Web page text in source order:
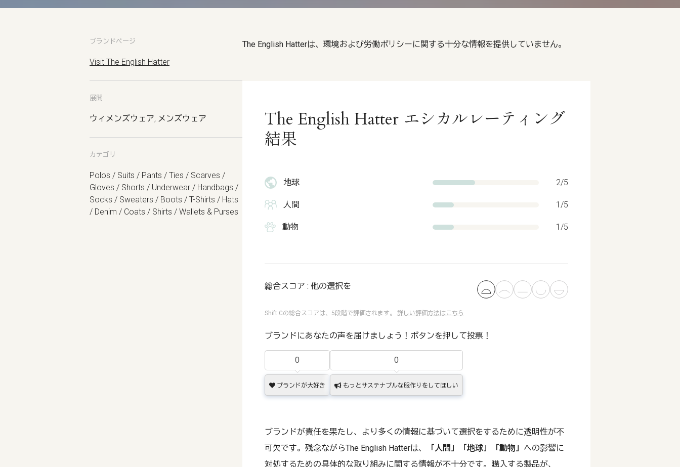
The English Hatterは、環境および労働ポリシーに関する十分な情報を提供していません。
The English Hatter エシカルレーティング
結果
地球 2/5
人間 1/5
動物 1/5
総合スコア : 他の選択を
Shift Cの総合スコアは、5段階で評価されます。 詳しい評価方法はこちら
ブランドにあなたの声を届けましょう！ボタンを押して投票！
0
ブランドが大好き
0
もっとサステナブルな服作りをしてほしい
ブランドが責任を果たし、より多くの情報に基づいて選択をするために透明性が不
可欠です。残念ながらThe English Hatterは、
「人間」 「地球」 「動物」 への影響に
対処するための具体的な取り組みに関する情報が不十分です。購入する製品が、
ブランドページ
Visit The English Hatter
展開
ウィメンズウェア, メンズウェア
カテゴリ
Polos / Suits / Pants / Ties / Scarves /
Gloves / Shorts / Underwear / Handbags /
Socks / Sweaters / Boots / T-Shirts / Hats
/ Denim / Coats / Shirts / Wallets & Purses